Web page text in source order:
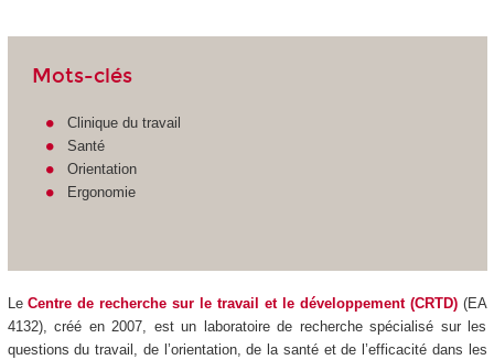
Mots-clés
Clinique du travail
Santé
Orientation
Ergonomie
LeCentre de recherche sur le travail et le développement (CRTD)(EA
4132), créé en 2007, est un laboratoire de recherche spécialisé sur les
questions du travail, de l’orientation, de la santé et de l’efficacité dans les